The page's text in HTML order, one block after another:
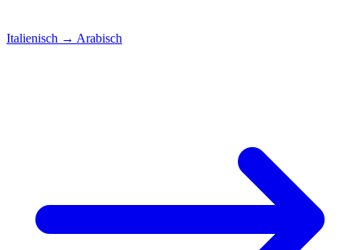
Italienisch → Arabisch